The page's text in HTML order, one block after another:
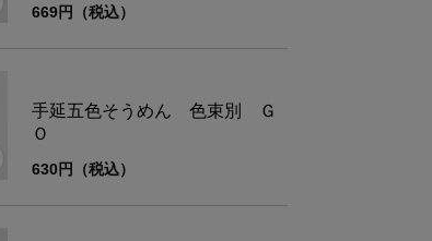
パッケージ
669円（税込）
手延五色そうめん 色束別 Ｇ
Ｏ
630円（税込）